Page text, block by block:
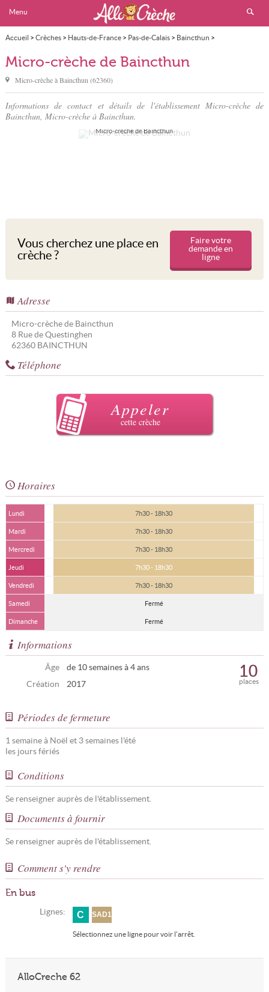
Menu
Accueil > Crèches> Hauts-de-France> Pas-de-Calais> Baincthun >
Micro-crèche de Baincthun
Micro-crèche de Baincthun
Micro-crèche àBaincthun (62360)
Informations de contact et détails de l'établissement Micro-crèche de
Baincthun, Micro-crèche à Baincthun.
Micro-crèche de Baincthun
Vous cherchez une place en
crèche ?
Faire votre
demande en
ligne
Adresse
Micro-crèche de Baincthun
8 Rue de Questinghen
62360 BAINCTHUN
Téléphone
Appeler
cette crèche
Horaires
Lundi 7h30 - 18h30
Mardi 7h30 - 18h30
Mercredi 7h30 - 18h30
Jeudi 7h30 - 18h30
Vendredi 7h30 - 18h30
Samedi Fermé
Dimanche Fermé
Informations
Âge
de 10 semaines à 4 ans
Création
2017 places
10
Périodes de fermeture
1 semaine à Noël et 3 semaines l'été
les jours fériés
Conditions
Se renseigner auprès de l'établissement.
Documents à fournir
Se renseigner auprès de l'établissement.
Comment s'y rendre
En bus
Lignes: C SAD1
Sélectionnez une ligne pour voir l'arrêt.
AlloCreche 62